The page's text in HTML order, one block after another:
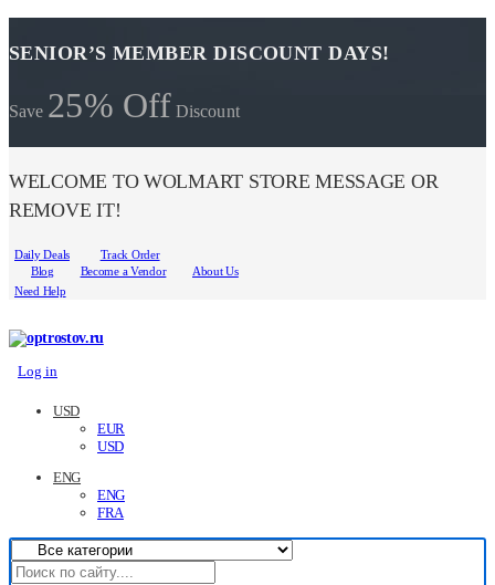
SENIOR’S MEMBER DISCOUNT DAYS!
Save 25% Off Discount
WELCOME TO WOLMART STORE MESSAGE OR
REMOVE IT!
Daily Deals
Track Order
Blog
Become a Vendor
About Us
Need Help
Log in
USD
EUR
USD
ENG
ENG
FRA